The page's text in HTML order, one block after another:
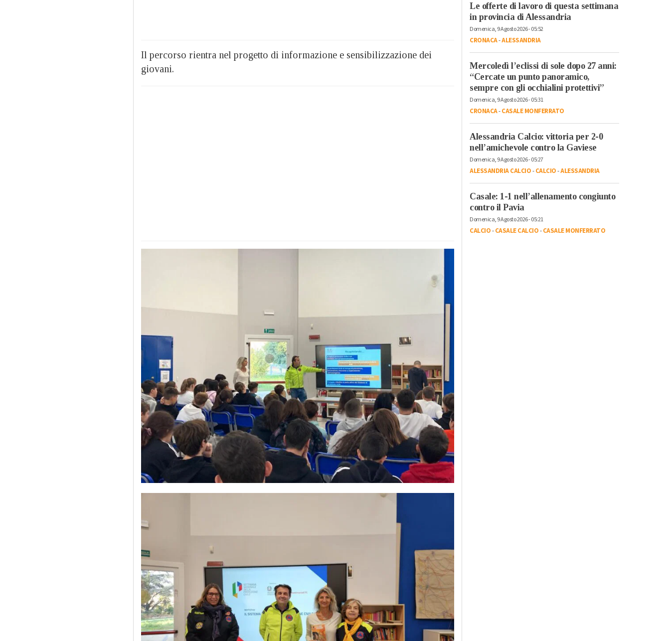
Il percorso rientra nel progetto di informazione e sensibilizzazione dei
giovani.
Le offerte di lavoro di questa settimana
in provincia di Alessandria
Domenica, 9 Agosto 2026 - 05:52
CRONACA-ALESSANDRIA
Mercoledì l’eclissi di sole dopo 27 anni:
“Cercate un punto panoramico,
sempre con gli occhialini protettivi”
Domenica, 9 Agosto 2026 - 05:31
CRONACA-CASALE MONFERRATO
Alessandria Calcio: vittoria per 2-0
nell’amichevole contro la Gaviese
Domenica, 9 Agosto 2026 - 05:27
ALESSANDRIA CALCIO-CALCIO-ALESSANDRIA
Casale: 1-1 nell’allenamento congiunto
contro il Pavia
Domenica, 9 Agosto 2026 - 05:21
CALCIO-CASALE CALCIO-CASALE MONFERRATO